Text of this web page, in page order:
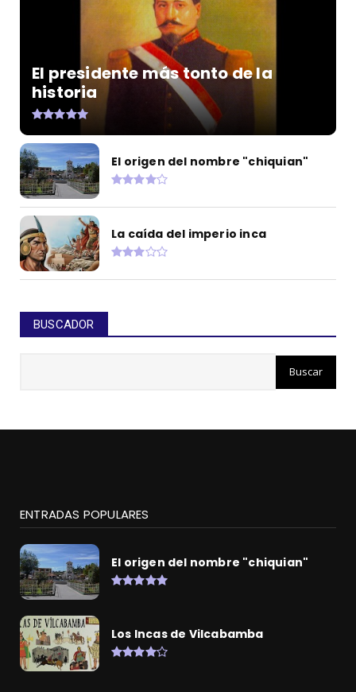
El presidente más tonto de la
historia
El origen del nombre "chiquian"
La caída del imperio inca
BUSCADOR
ENTRADAS POPULARES
El origen del nombre "chiquian"
Los Incas de Vilcabamba